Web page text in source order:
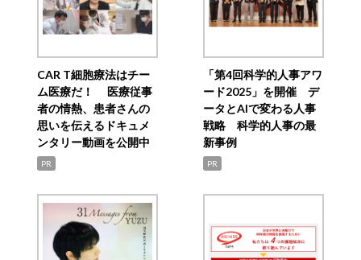
CAR T細胞療法はチー
ム医療だ！ 医療従事
者の情熱、患者さんの
思いを伝えるドキュメ
ンタリー動画を公開中
PR
「第4回科学的人事アワ
ード2025」を開催 デ
ータとAIで変わる人事
戦略 科学的人事の最
新事例
PR